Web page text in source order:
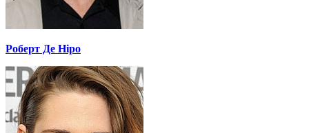
Роберт Де Ніро